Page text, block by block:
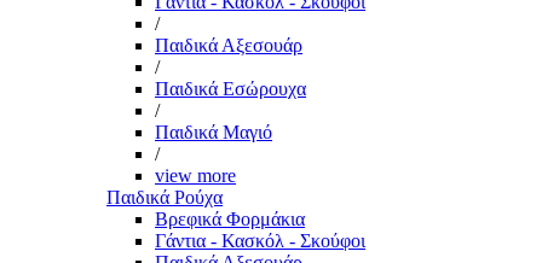
/
Παιδικά Αξεσουάρ
/
Παιδικά Εσώρουχα
/
Παιδικά Μαγιό
/
view more
Παιδικά Ρούχα
Βρεφικά Φορμάκια
Γάντια - Κασκόλ - Σκούφοι